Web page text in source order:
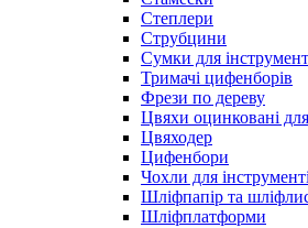
Степлери
Струбцини
Сумки для
Тримачі цифенборів
Фрези по дереву
Цвяхи оцинковані для
Цвяходер
Цифенбори
Чохли для
Шліфпапір та
Шліфплатформи